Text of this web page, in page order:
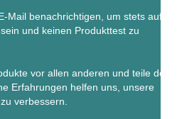
Mail benachrichtigen, um stets auf
und keinen Produkttest zu
vor allen anderen und teile dein
Erfahrungen helfen uns, unsere
verbessern.